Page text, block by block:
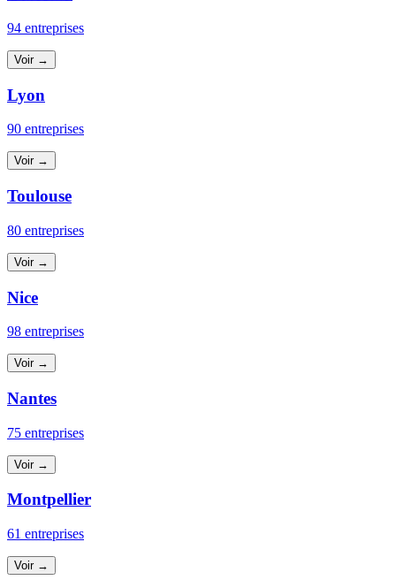
94 entreprises
Voir →
Lyon
90 entreprises
Voir →
Toulouse
80 entreprises
Voir →
Nice
98 entreprises
Voir →
Nantes
75 entreprises
Voir →
Montpellier
61 entreprises
Voir →